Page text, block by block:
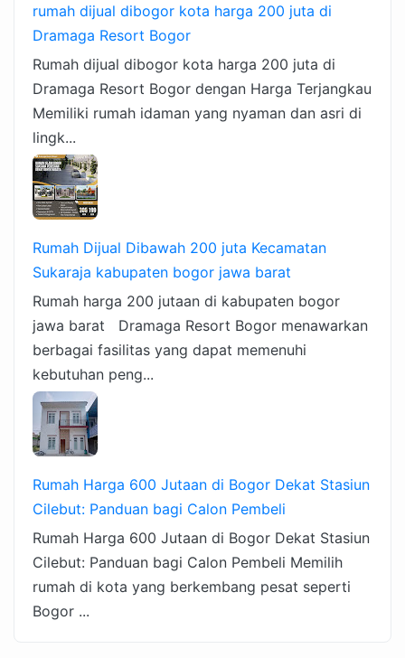
rumah dijual dibogor kota harga 200 juta di
Dramaga Resort Bogor
Rumah dijual dibogor kota harga 200 juta di
Dramaga Resort Bogor dengan Harga Terjangkau
Memiliki rumah idaman yang nyaman dan asri di
lingk...
Rumah Dijual Dibawah 200 juta Kecamatan
Sukaraja kabupaten bogor jawa barat
Rumah harga 200 jutaan di kabupaten bogor
jawa barat Dramaga Resort Bogor menawarkan
berbagai fasilitas yang dapat memenuhi
kebutuhan peng...
Rumah Harga 600 Jutaan di Bogor Dekat Stasiun
Cilebut: Panduan bagi Calon Pembeli
Rumah Harga 600 Jutaan di Bogor Dekat Stasiun
Cilebut: Panduan bagi Calon Pembeli Memilih
rumah di kota yang berkembang pesat seperti
Bogor ...